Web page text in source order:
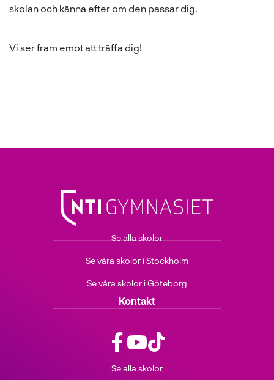
skolan och känna efter om den passar dig.
Vi ser fram emot att träffa dig!
Se alla skolor
Se våra skolor i Stockholm
Se våra skolor i Göteborg
Kontakt
a
o
i
Se alla skolor